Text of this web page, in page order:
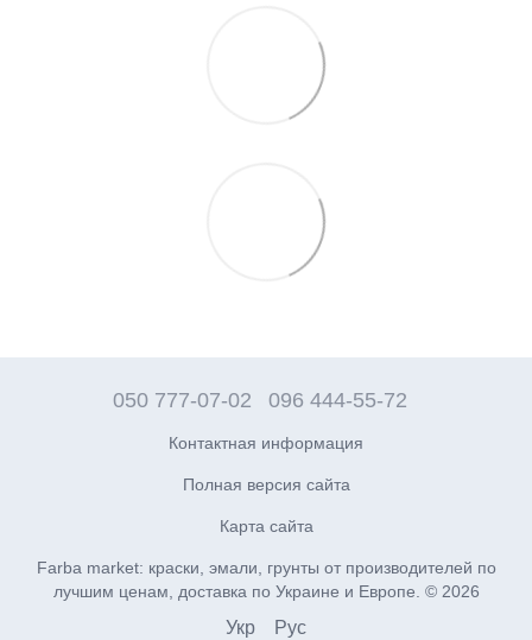
050 777-07-02 096 444-55-72
Контактная информация
Полная версия сайта
Карта сайта
Farba market: краски, эмали, грунты от производителей по
лучшим ценам, доставка по Украине и Европе. © 2026
Укр Рус